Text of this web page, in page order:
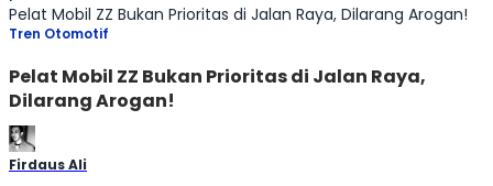
Pelat Mobil ZZ Bukan Prioritas di Jalan Raya, Dilarang Arogan!
Tren Otomotif
Pelat Mobil ZZ Bukan Prioritas di Jalan Raya,
Dilarang Arogan!
Firdaus Ali